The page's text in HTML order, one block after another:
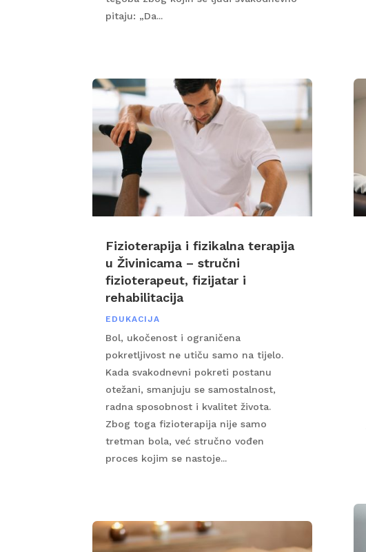
pitaju: „Da...
Fizioterapija i fizikalna terapija
u Živinicama – stručni
fizioterapeut, fizijatar i
rehabilitacija
EDUKACIJA
Bol, ukočenost i ograničena
pokretljivost ne utiču samo na tijelo.
Kada svakodnevni pokreti postanu
otežani, smanjuju se samostalnost,
radna sposobnost i kvalitet života.
Zbog toga fizioterapija nije samo
tretman bola, već stručno vođen
proces kojim se nastoje...